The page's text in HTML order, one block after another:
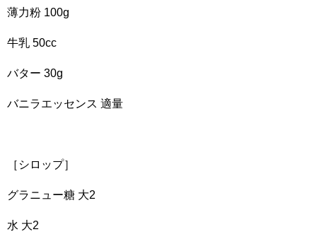
薄力粉 100g
牛乳 50cc
バター 30g
バニラエッセンス 適量
［シロップ］
グラニュー糖 大2
水 大2